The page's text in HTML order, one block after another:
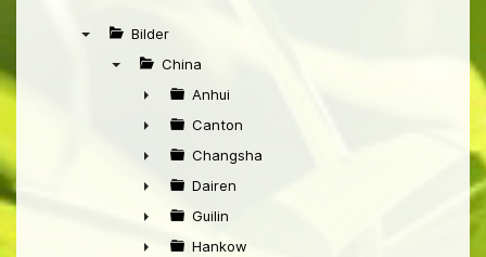
Bilder
China
►
Anhui
►
Canton
►
Changsha
►
Dairen
►
Guilin
Hankow